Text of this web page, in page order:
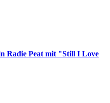
Radie Peat mit "Still I Love